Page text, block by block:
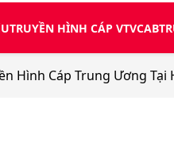
TRUYỀN HÌNH CÁP VTVCAB
Hình Cáp Trung Ương Tại